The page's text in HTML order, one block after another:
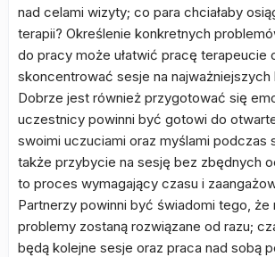
nad celami wizyty; co para chciałaby
terapii? Określenie konkretnych
do pracy może ułatwić pracę terapeucie
skoncentrować sesje na najważniejszych
Dobrze jest również przygotować się
uczestnicy powinni być gotowi do
swoimi uczuciami oraz myślami podczas
także przybycie na sesję bez zbędnych
to proces wymagający czasu i
Partnerzy powinni być świadomi tego, że
problemy zostaną rozwiązane od razu;
będą kolejne sesje oraz praca nad sobą